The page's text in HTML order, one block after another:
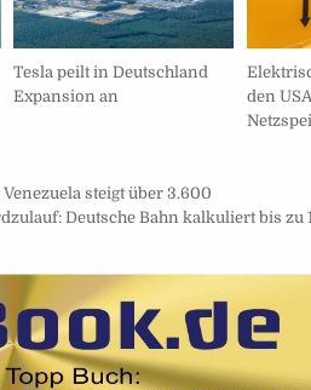
Tesla peilt in Deutschland
Expansion an
den
steigt über 3.600
Deutsche Bahn kalkuliert bis